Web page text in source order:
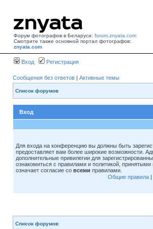
Форум фотографов в Беларуси: forum.znyata.com
Смотрите также основной портал фотографов:
znyata.com
Вход Регистрация
Сообщения без ответов | Активные темы
Список форумов
Вход
Для входа на конференцию вы должны быть
предоставляет вам более широкие возможности.
дополнительные привилегии для
ознакомиться с правилами и политикой,
означает согласие со всеми правилами.
Общие правила|
Список форумов